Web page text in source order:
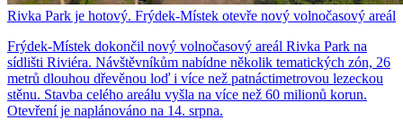
Rivka Park je hotový. Frýdek-Místek otevře nový volnočasový areál
Frýdek-Místek dokončil nový volnočasový areál Rivka Park na
sídlišti Riviéra. Návštěvníkům nabídne několik tematických zón, 26
metrů dlouhou dřevěnou loď i více než patnáctimetrovou lezeckou
stěnu. Stavba celého areálu vyšla na více než 60 milionů korun.
Otevření je naplánováno na 14. srpna.